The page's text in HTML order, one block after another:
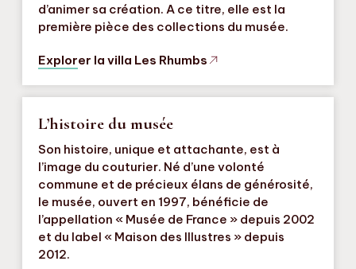
d’animer sa création. A ce titre, elle est la
première pièce des collections du musée.
Explorer la villa Les Rhumbs
L’histoire du musée
Son histoire, unique et attachante, est à
l’image du couturier. Né d’une volonté
commune et de précieux élans de générosité,
le musée, ouvert en 1997, bénéficie de
l’appellation « Musée de France » depuis 2002
et du label « Maison des Illustres » depuis
2012.